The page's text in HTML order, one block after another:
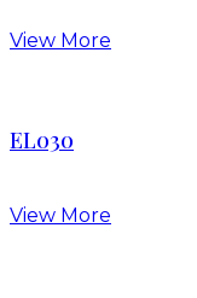
View More
EL030
View More